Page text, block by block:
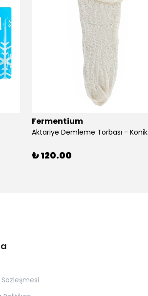
Fermentium
Aktariye Demleme Torbası - Konik
₺ 120.00